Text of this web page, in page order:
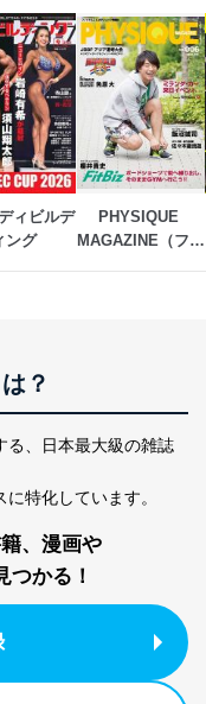
が定める指針及び
社の管理の仕組み
常に適合させま
を確保するため
する安全対策を実
き損の防止及び是
、 個人データへ
す。
ー制御機能（ユ
個人情報データ
を使用する従業
ペレーティング
キュリティ対策
ィビルデ
ング
PHYSIQUE
MAGAZINE（フィ
？
、
日本最大級の雑誌
特化しています。
、漫画や
つかる！